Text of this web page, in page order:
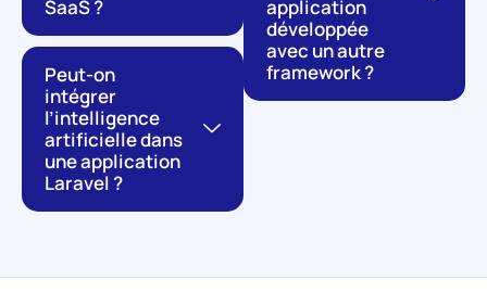
SaaS ?
Peut-on
intégrer
l’intelligence
artificielle dans
une application
Laravel ?
application
développée
avec un autre
framework ?